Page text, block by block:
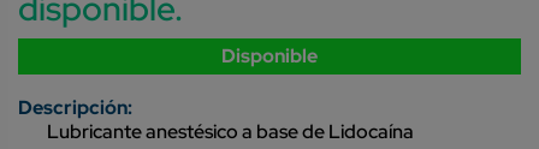
Disponible
Lubricante anestésico a base de Lidocaína